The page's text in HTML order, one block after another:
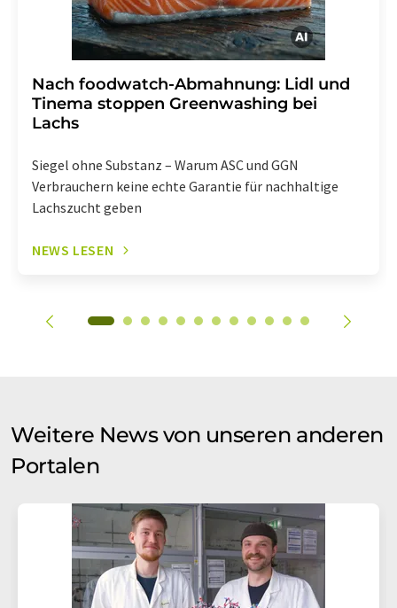
Nach foodwatch-Abmahnung: Lidl und
Tinema stoppen Greenwashing bei
Lachs
Siegel ohne Substanz – Warum ASC und GGN
Verbrauchern keine echte Garantie für nachhaltige
Lachszucht geben
NEWS LESEN
Weitere News von unseren anderen
Portalen